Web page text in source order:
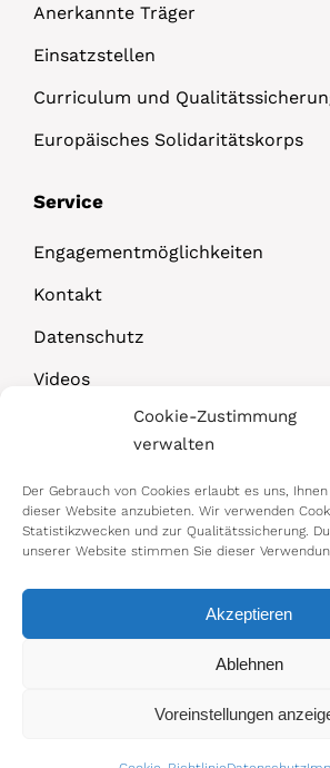
Cookie-Zustimmung
verwalten
Der Gebrauch von Cookies erlaubt es uns,
dieser Website anzubieten. Wir verwenden
Statistikzwecken und zur Qualitätssicherung.
unserer Website stimmen Sie dieser
Akzeptieren
Ablehnen
Voreinstellungen
Anerkannte Träger
Einsatzstellen
Curriculum und
Europäisches Solidaritätskorps
Service
Engagementmöglichkeiten
Kontakt
Datenschutz
Videos
© 2026 Bundesministerium